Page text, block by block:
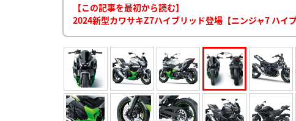
【この記事を最初から読む】
2024新型カワサキZ7ハイブリッド登場【ニンジャ7 ハイ